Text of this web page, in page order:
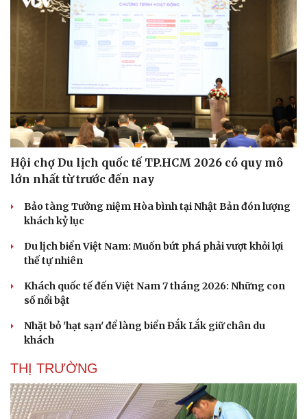
Nhi khoa
Làm đẹp - giảm cân
Phòng mạch online
Ăn sạch sống khỏe
Hội chợ Du lịch quốc tế TP.HCM 2026 có quy mô
lớn nhất từ trước đến nay
Bảo tàng Tưởng niệm Hòa bình tại Nhật Bản đón lượng
khách kỷ lục
Du lịch biển Việt Nam: Muốn bứt phá phải vượt khỏi lợi
thế tự nhiên
Khách quốc tế đến Việt Nam 7 tháng 2026: Những con
số nổi bật
Nhặt bỏ 'hạt sạn' để làng biển Đắk Lắk giữ chân du
khách
THỊ TRƯỜNG